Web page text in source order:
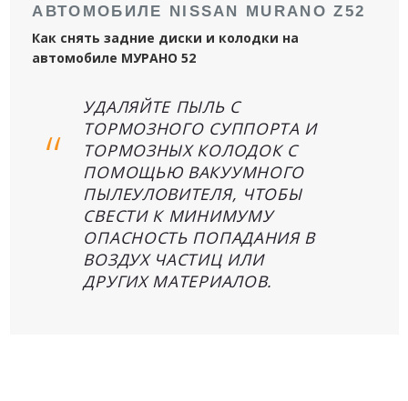
АВТОМОБИЛЕ NISSAN MURANO Z52
Как снять задние диски и колодки на
автомобиле МУРАНО 52
УДАЛЯЙТЕ ПЫЛЬ С
ТОРМОЗНОГО СУППОРТА И
ТОРМОЗНЫХ КОЛОДОК С
ПОМОЩЬЮ ВАКУУМНОГО
ПЫЛЕУЛОВИТЕЛЯ, ЧТОБЫ
СВЕСТИ К МИНИМУМУ
ОПАСНОСТЬ ПОПАДАНИЯ В
ВОЗДУХ ЧАСТИЦ ИЛИ
ДРУГИХ МАТЕРИАЛОВ.